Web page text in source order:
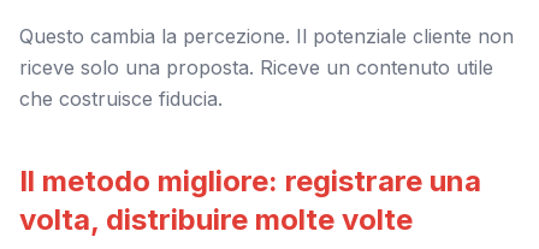
Questo cambia la percezione. Il potenziale cliente non
riceve solo una proposta. Riceve un contenuto utile
che costruisce fiducia.
Il metodo migliore: registrare una
volta, distribuire molte volte